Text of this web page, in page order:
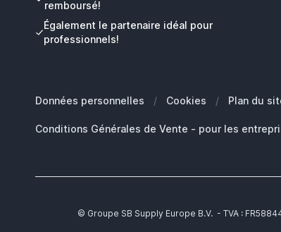
remboursé!
Également le partenaire idéal pour
professionnels!
Données personnelles / Cookies / Plan du
Conditions Générales de Vente - pour les
© Groupe SB Supply Europe B.V. - TVA :